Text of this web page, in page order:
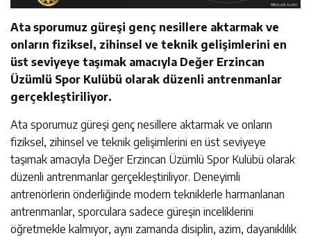
Ata sporumuz güreşi genç nesillere aktarmak ve
onların fiziksel, zihinsel ve teknik gelişimlerini en
üst seviyeye taşımak amacıyla Değer Erzincan
Üzümlü Spor Kulübü olarak düzenli antrenmanlar
gerçekleştiriliyor.
Ata sporumuz güreşi genç nesillere aktarmak ve onların
fiziksel, zihinsel ve teknik gelişimlerini en üst seviyeye
taşımak amacıyla Değer Erzincan Üzümlü Spor Kulübü olarak
düzenli antrenmanlar gerçekleştiriliyor. Deneyimli
antrenörlerin önderliğinde modern tekniklerle harmanlanan
antrenmanlar, sporculara sadece güreşin inceliklerini
öğretmekle kalmıyor, aynı zamanda disiplin, azim, dayanıklılık